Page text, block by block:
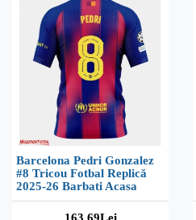
Barcelona Pedri Gonzalez
#8 Tricou Fotbal Replică
2025-26 Barbati Acasa